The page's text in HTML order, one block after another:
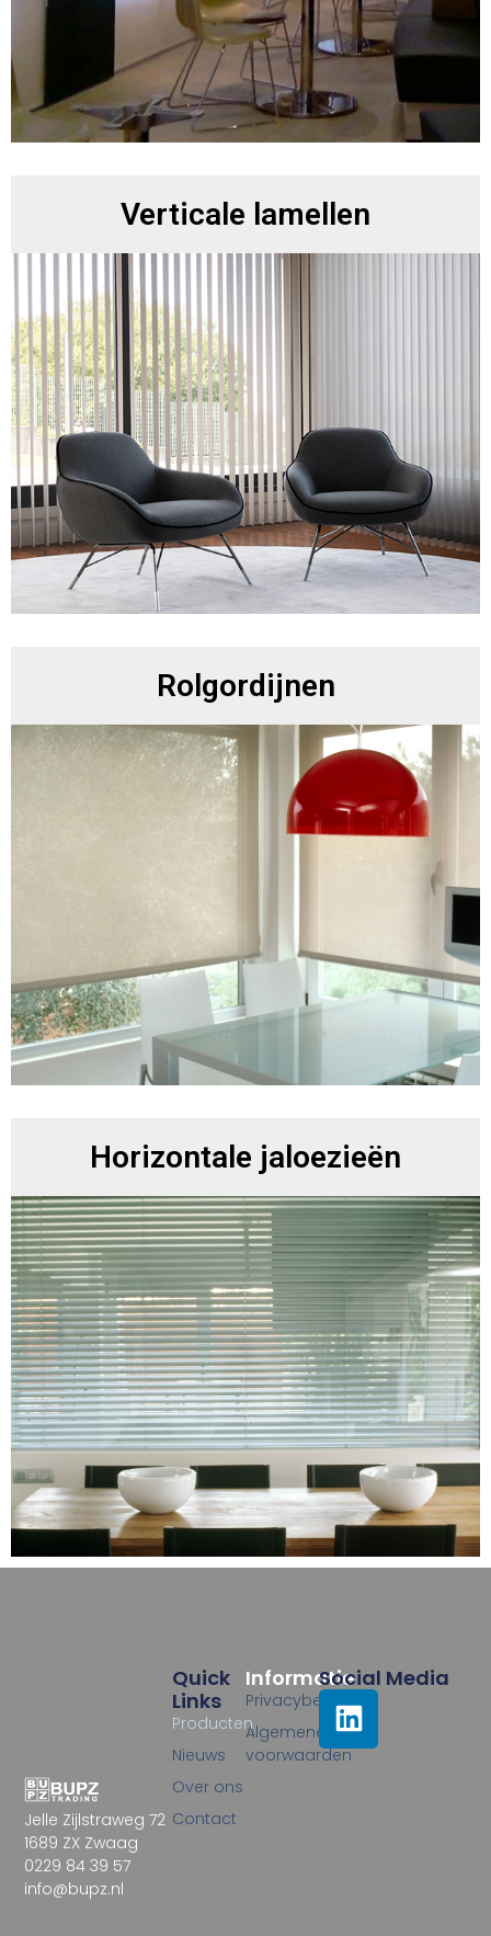
Verticale lamellen
Rolgordijnen
Horizontale jaloezieën
Jelle Zijlstraweg 72
1689 ZX Zwaag
0229 84 39 57
info@bupz.nl
Informatie
Privacybeleid
Algemene
voorwaarden
Quick
Links
Producten
Nieuws
Over ons
Contact
Social Media